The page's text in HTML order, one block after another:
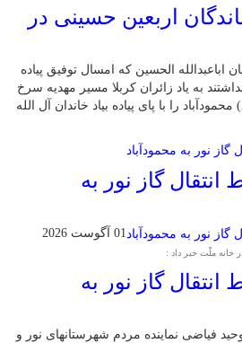
اربعین حسینی در
اباعبدالله الحسین که امسال توفیق پیاده
به یاد زائران کربلا مسیر مهدیه سرخ
را با پای پیاده بیاد خاندان آل الله
گاز نور به
01 آگوست 2026
خانه ملّت خبر داد :
گاز نور به
فیاضی نماینده مردم شهرستانهای نور و